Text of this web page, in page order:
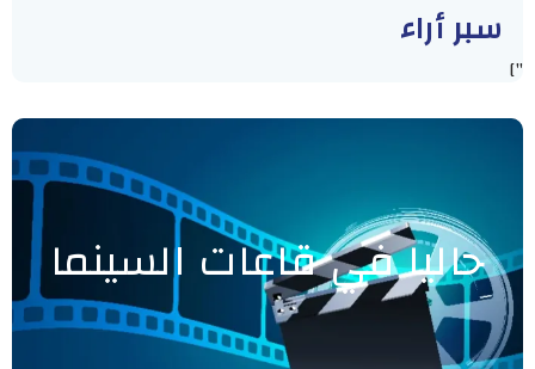
سبر أراء
"]
حاليا في قاعات السينما